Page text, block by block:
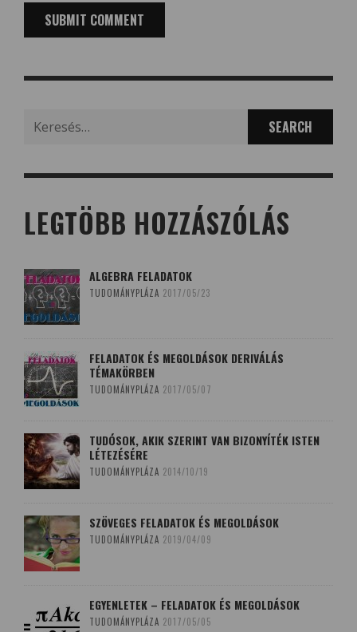
for:
LEGTÖBB HOZZÁSZÓLÁS
ALGEBRA FELADATOK
TUDOMÁNYPLÁZA 2017/05/23
FELADATOK ÉS MEGOLDÁSOK DERIVÁLÁS
TÉMAKÖRBEN
TUDOMÁNYPLÁZA 2017/05/07
TUDÓSOK, AKIK SZERINT VAN BIZONYÍTÉK ISTEN
LÉTEZÉSÉRE
TUDOMÁNYPLÁZA 2014/10/19
SZÖVEGES FELADATOK ÉS MEGOLDÁSOK
TUDOMÁNYPLÁZA 2019/04/09
EGYENLETEK – FELADATOK ÉS MEGOLDÁSOK
TUDOMÁNYPLÁZA 2017/05/05